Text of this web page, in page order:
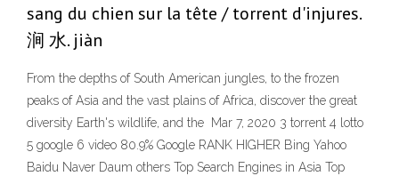
sang du chien sur la tête / torrent d'injures.
涧 水. jiàn
From the depths of South American jungles, to the frozen
peaks of Asia and the vast plains of Africa, discover the great
diversity Earth's wildlife, and the Mar 7, 2020 3 torrent 4 lotto
5 google 6 video 80.9% Google RANK HIGHER Bing Yahoo
Baidu Naver Daum others Top Search Engines in Asia Top